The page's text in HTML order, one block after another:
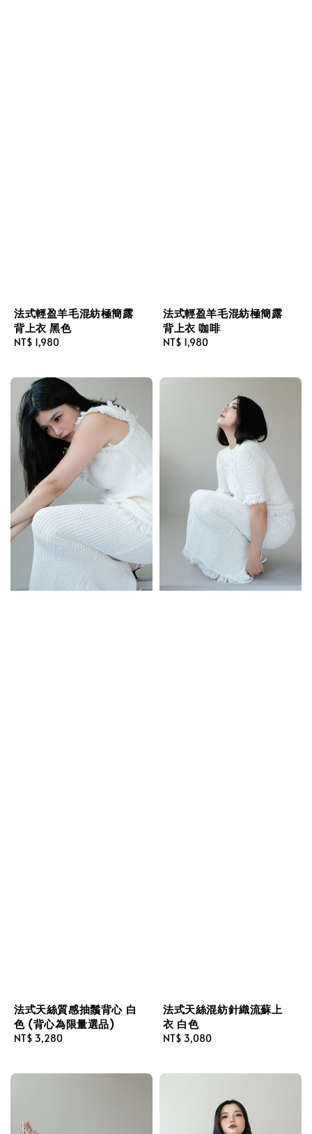
法式輕盈羊毛混紡極簡露
背上衣 黑色
Regular
NT$ 1,980
法式輕盈羊毛混紡極簡露
背上衣 咖啡
Regular
NT$ 1,980
法式天絲質感抽鬚背心 白
色 (背心為限量選品)
Regular
NT$ 3,280
法式天絲混紡針織流蘇上
衣 白色
Regular
NT$ 3,080